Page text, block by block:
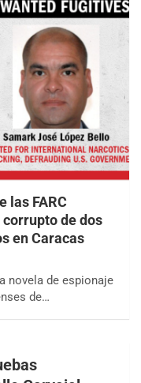
las FARC
de dos
en Caracas
novela de espionaje
de…